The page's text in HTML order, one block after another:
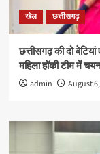
खेल छत्तीसगढ़
छत्तीसगढ़ की दो
महिला हॉकी टीम में
admin August